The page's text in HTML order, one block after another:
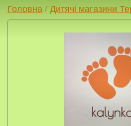
Головна /Дитячі магазини